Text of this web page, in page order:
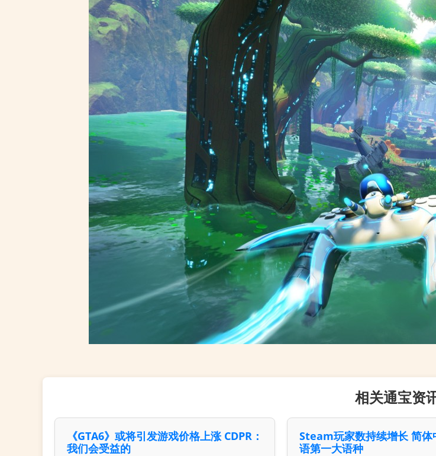
相关通宝资
《GTA6》或将引发游戏价格上涨 CDPR：
我们会受益的
Steam玩家数持续增长 简体
语第一大语种